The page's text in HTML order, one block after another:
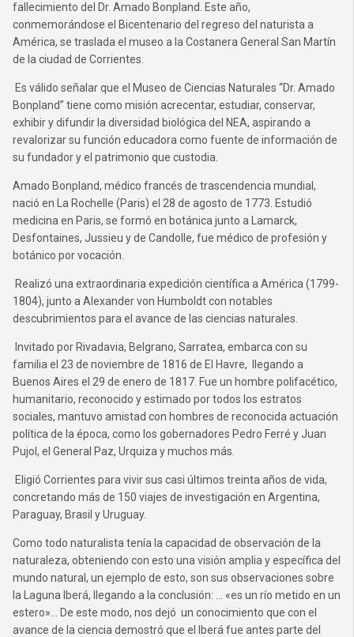
fallecimiento del Dr. Amado Bonpland. Este año,
conmemorándose el Bicentenario del regreso del naturista a
América, se traslada el museo a la Costanera General San Martín
de la ciudad de Corrientes.
Es válido señalar que el Museo de Ciencias Naturales “Dr. Amado
Bonpland” tiene como misión acrecentar, estudiar, conservar,
exhibir y difundir la diversidad biológica del NEA, aspirando a
revalorizar su función educadora como fuente de información de
su fundador y el patrimonio que custodia.
Amado Bonpland, médico francés de trascendencia mundial,
nació en La Rochelle (Paris) el 28 de agosto de 1773. Estudió
medicina en Paris, se formó en botánica junto a Lamarck,
Desfontaines, Jussieu y de Candolle, fue médico de profesión y
botánico por vocación.
Realizó una extraordinaria expedición científica a América (1799-
1804), junto a Alexander von Humboldt con notables
descubrimientos para el avance de las ciencias naturales.
Invitado por Rivadavia, Belgrano, Sarratea, embarca con su
familia el 23 de noviembre de 1816 de El Havre, llegando a
Buenos Aires el 29 de enero de 1817. Fue un hombre polifacético,
humanitario, reconocido y estimado por todos los estratos
sociales, mantuvo amistad con hombres de reconocida actuación
política de la época, como los gobernadores Pedro Ferré y Juan
Pujol, el General Paz, Urquiza y muchos más.
Eligió Corrientes para vivir sus casi últimos treinta años de vida,
concretando más de 150 viajes de investigación en Argentina,
Paraguay, Brasil y Uruguay.
Como todo naturalista tenía la capacidad de observación de la
naturaleza, obteniendo con esto una visión amplia y específica del
mundo natural, un ejemplo de esto, son sus observaciones sobre
la Laguna Iberá, llegando a la conclusión: … «es un río metido en un
estero»… De este modo, nos dejó un conocimiento que con el
avance de la ciencia demostró que el Iberá fue antes parte del